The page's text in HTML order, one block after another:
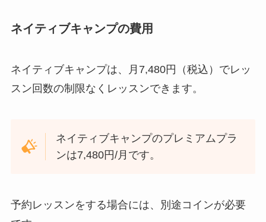
ネイティブキャンプの費用
ネイティブキャンプは、月7,480円（税込）でレッ
スン回数の制限なくレッスンできます。
ネイティブキャンプのプレミアムプラ
ンは7,480円/月です。
予約レッスンをする場合には、別途コインが必要